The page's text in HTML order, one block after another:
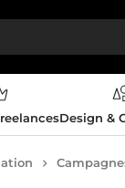
Design &